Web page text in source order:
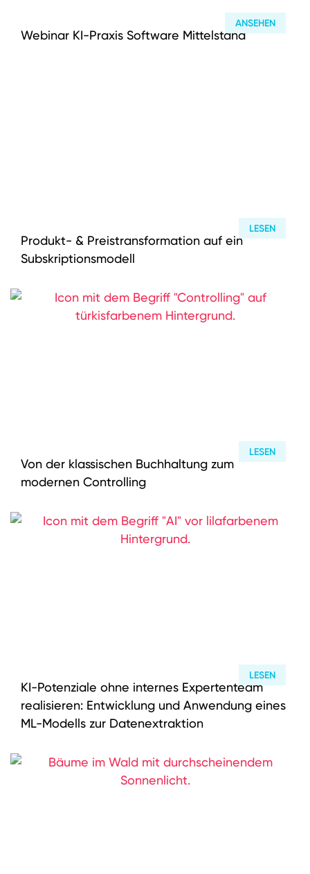
ANSEHEN
Webinar KI-Praxis Software Mittelstand
LESEN
Produkt- & Preistransformation auf ein
Subskriptionsmodell
LESEN
Von der klassischen Buchhaltung zum
modernen Controlling
LESEN
KI-Potenziale ohne internes Expertenteam
realisieren: Entwicklung und Anwendung eines
ML-Modells zur Datenextraktion